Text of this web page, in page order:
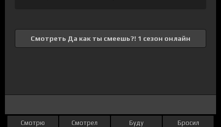
Смотреть Да как ты смеешь?! 1 сезон онлайн
Смотрю Смотрел Буду Бросил